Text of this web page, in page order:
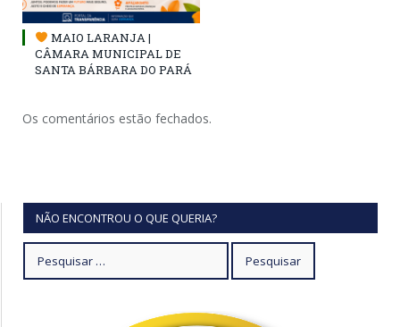
MAIO LARANJA |
CÂMARA MUNICIPAL DE
SANTA BÁRBARA DO PARÁ
Os comentários estão fechados.
NÃO ENCONTROU O QUE QUERIA?